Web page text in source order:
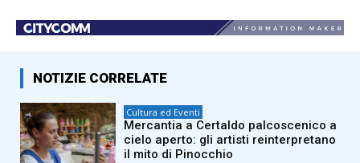
NOTIZIE CORRELATE
Cultura ed Eventi
Mercantia a Certaldo palcoscenico a
cielo aperto: gli artisti reinterpretano
il mito di Pinocchio